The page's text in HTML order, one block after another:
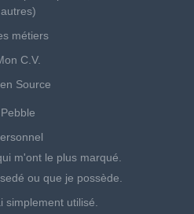
autres)
métiers
C.V.
Source
Pebble
m'ont le plus marqué.
ou que je possède.
simplement utilisé.